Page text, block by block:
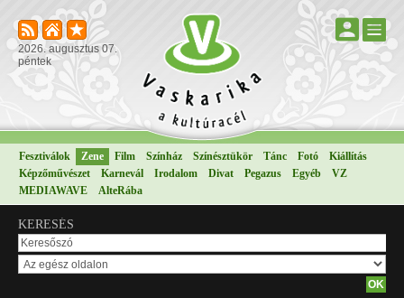
2026. augusztus 07.
péntek
Fesztiválok Zene Film Színház Színésztükör Tánc Fotó
Kiállítás
Képzőművészet
Karnevál Irodalom Divat Pegazus Egyéb
VZ
MEDIAWAVE
AlteRába
KERESÉS